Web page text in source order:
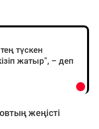
түскен
жатыр", – деп
жеңісті